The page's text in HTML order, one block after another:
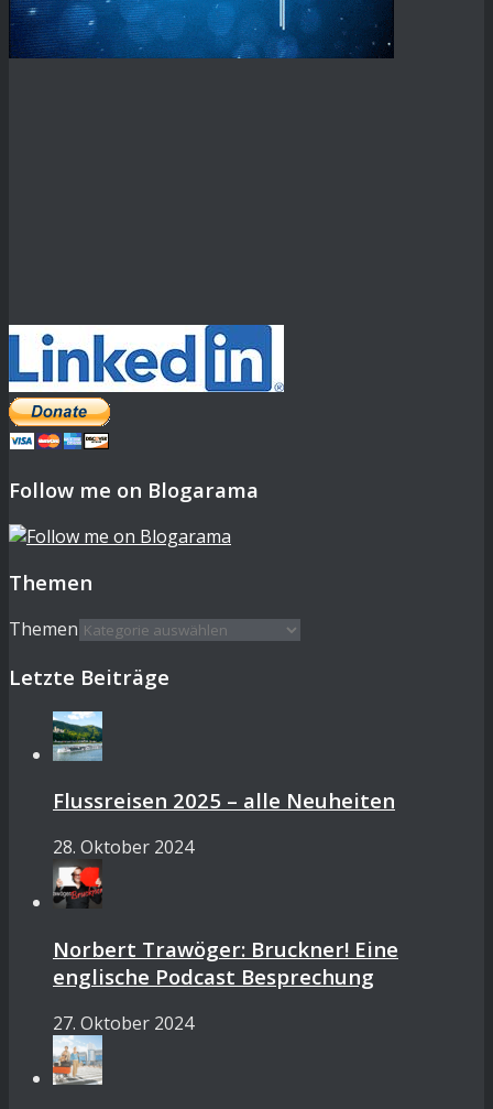
Follow me on Blogarama
Themen
Themen
Letzte Beiträge
Flussreisen 2025 – alle Neuheiten
28. Oktober 2024
Norbert Trawöger: Bruckner! Eine
englische Podcast Besprechung
27. Oktober 2024